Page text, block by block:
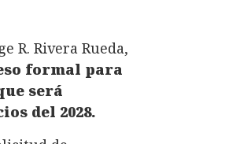
R. Rivera Rueda,
formal para
será
del 2028.